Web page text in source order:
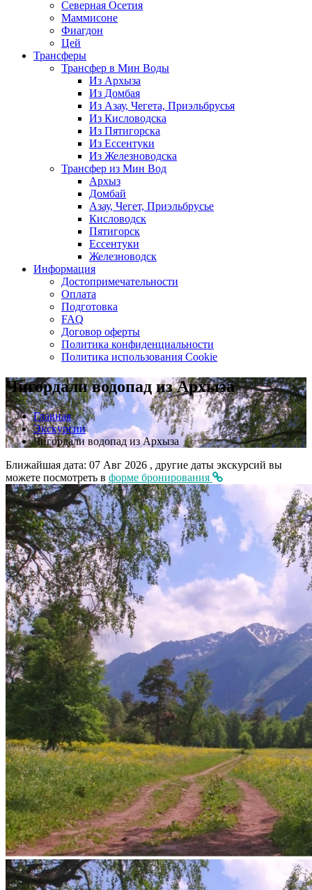
Северная Осетия
Маммисоне
Фиагдон
Цей
Трансферы
Трансфер в Мин Воды
Из Архыза
Из Домбая
Из Азау, Чегета, Приэльбрусья
Из Кисловодска
Из Пятигорска
Из Ессентуки
Из Железноводска
Трансфер из Мин Вод
Архыз
Домбай
Азау, Чегет, Приэльбрусье
Кисловодск
Пятигорск
Ессентуки
Железноводск
Информация
Достопримечательности
Оплата
Подготовка
FAQ
Договор оферты
Политика конфиденциальности
Политика использования Cookie
Чигордали водопад из Архыза
Главная
Экскурсии
Чигордали водопад из Архыза
Ближайшая дата: 07 Авг 2026 , другие даты экскурсий вы
можете посмотреть в форме бронирования